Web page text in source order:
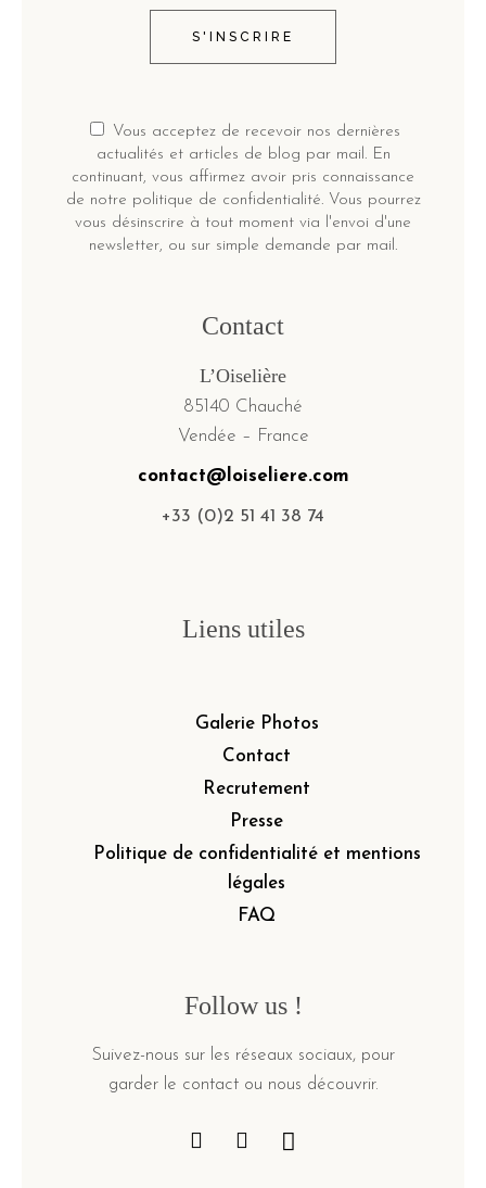
S'INSCRIRE
Vous acceptez de recevoir nos dernières
actualités et articles de blog par mail. En
continuant, vous affirmez avoir pris connaissance
de notre politique de confidentialité. Vous pourrez
vous désinscrire à tout moment via l'envoi d'une
newsletter, ou sur simple demande par mail.
Contact
L’Oiselière
85140 Chauché
Vendée – France
contact@loiseliere.com
+33 (0)2 51 41 38 74
Liens utiles
Galerie Photos
Contact
Recrutement
Presse
Politique de confidentialité et mentions
légales
FAQ
Follow us !
Suivez-nous sur les réseaux sociaux, pour
garder le contact ou nous découvrir.